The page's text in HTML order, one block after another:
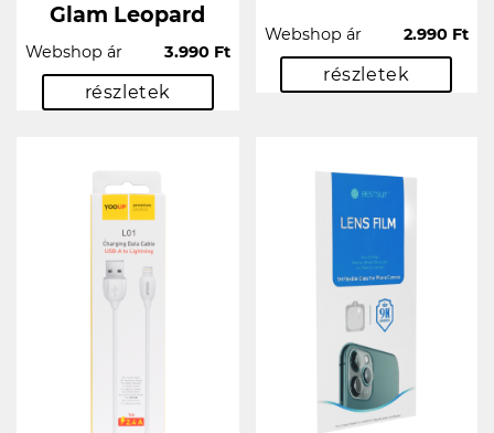
Glam Leopard
Webshop ár 3.990 Ft
részletek
Webshop ár 2.990 Ft
részletek